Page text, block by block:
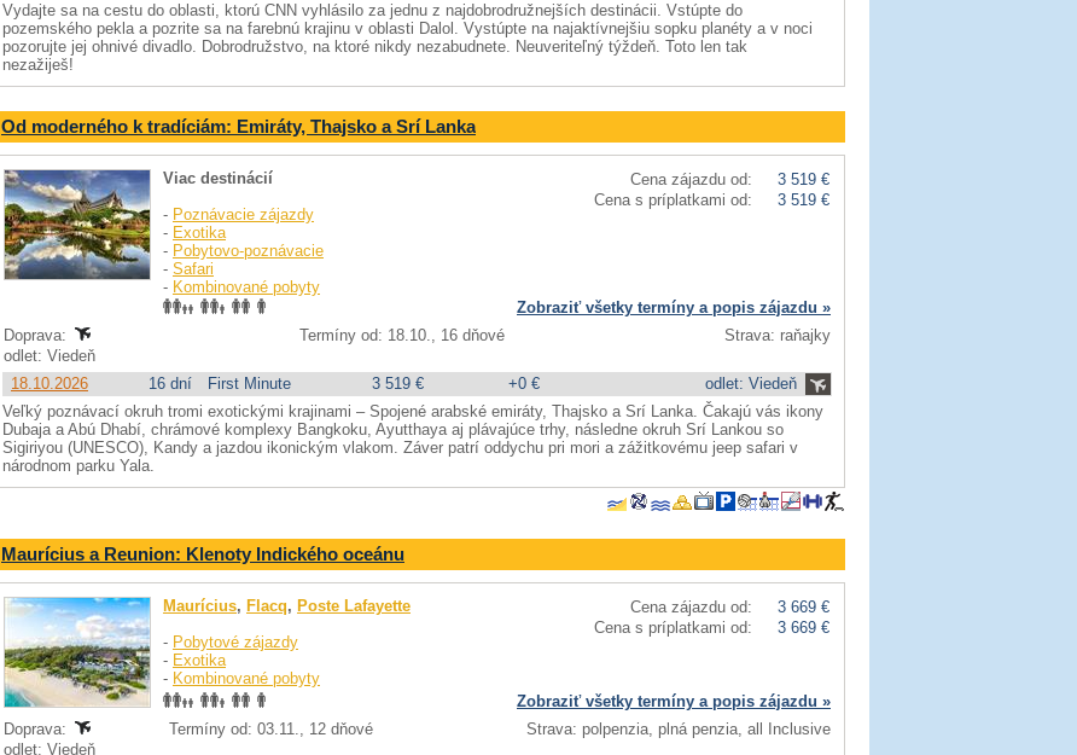
Vydajte sa na cestu do oblasti, ktorú CNN vyhlásilo za jednu z najdobrodružnejších destinácii. Vstúpte do
pozemského pekla a pozrite sa na farebnú krajinu v oblasti Dalol. Vystúpte na najaktívnejšiu sopku planéty a v noci
pozorujte jej ohnivé divadlo. Dobrodružstvo, na ktoré nikdy nezabudnete. Neuveriteľný týždeň. Toto len tak
nezažiješ!
Od moderného k tradíciám: Emiráty, Thajsko a Srí Lanka
Cena zájazdu od:
3 519 €
Cena s príplatkami od:
3 519 €
Viac destinácií
- Poznávacie zájazdy
- Exotika
- Pobytovo-poznávacie
- Safari
- Kombinované pobyty
Zobraziť všetky termíny a popis zájazdu »
Doprava:
Termíny od: 18.10., 16 dňové
Strava: raňajky
odlet: Viedeň
18.10.2026
16 dní First Minute 3 519 € +0 €
odlet: Viedeň
Veľký poznávací okruh tromi exotickými krajinami – Spojené arabské emiráty, Thajsko a Srí Lanka. Čakajú vás ikony
Dubaja a Abú Dhabí, chrámové komplexy Bangkoku, Ayutthaya aj plávajúce trhy, následne okruh Srí Lankou so
Sigiriyou (UNESCO), Kandy a jazdou ikonickým vlakom. Záver patrí oddychu pri mori a zážitkovému jeep safari v
národnom parku Yala.
Maurícius a Reunion: Klenoty Indického oceánu
Cena zájazdu od:
3 669 €
Cena s príplatkami od:
3 669 €
Maurícius, Flacq, Poste Lafayette
- Pobytové zájazdy
- Exotika
- Kombinované pobyty
Zobraziť všetky termíny a popis zájazdu »
Doprava:
Termíny od: 03.11., 12 dňové
Strava: polpenzia, plná penzia, all Inclusive
odlet: Viedeň